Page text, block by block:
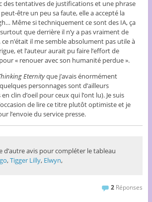
des tentatives de justifications et une phrase
peut-être un peu sa faute, elle a accepté la
Même si techniquement ce sont des IA, ça
que derrière il n’y a pas vraiment de
ce n’était il me semble absolument pas utile à
et l’auteur aurait pu faire l’effort de
« renouer avec son humanité perdue ».
Eternityque j’avais énormément
personnages sont d’ailleurs
clin d’oeil pour ceux qui l’ont lu). Je suis
de lire ce titre plutôt optimiste et je
l’envoie du service presse.
d’autre avis pour compléter le tableau
,Tigger Lilly, Elwyn,
2 Réponses